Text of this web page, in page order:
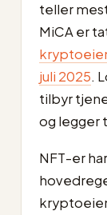
teller
MiCA er
juli 2025.
tilbyr
og legger
NFT-er